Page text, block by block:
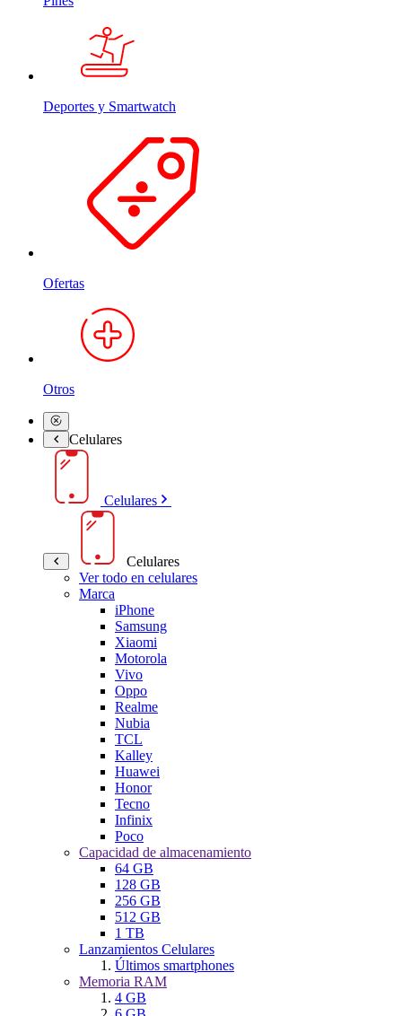
Deportes y Smartwatch
Ofertas
Otros
Celulares
Celulares
Celulares
Ver todo en celulares
Marca
iPhone
Samsung
Xiaomi
Motorola
Vivo
Oppo
Realme
Nubia
TCL
Kalley
Huawei
Honor
Tecno
Infinix
Poco
Capacidad de almacenamiento
64 GB
128 GB
256 GB
512 GB
1 TB
Lanzamientos Celulares
Últimos smartphones
Memoria RAM
4 GB